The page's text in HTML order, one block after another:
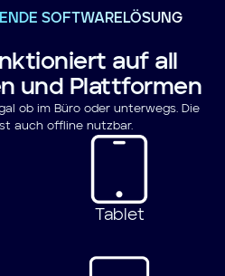
SOFTWARELÖSUNG
auf all
und Plattformen
ob im Büro oder unterwegs. Die
auch offline nutzbar.
Tablet